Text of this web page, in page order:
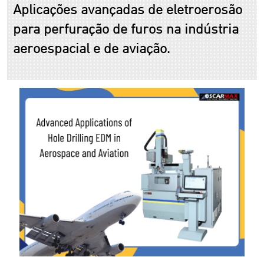
Aplicações avançadas de eletroerosão
para perfuração de furos na indústria
aeroespacial e de aviação.